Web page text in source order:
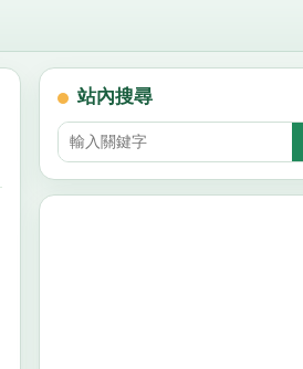
站內搜尋